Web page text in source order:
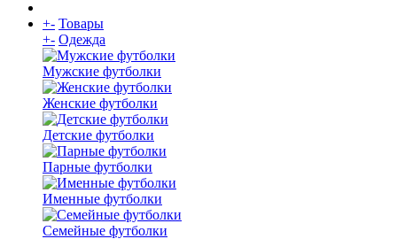
+- Товары
+- Одежда
Мужские футболки
Женские футболки
Детские футболки
Парные футболки
Именные футболки
Семейные футболки